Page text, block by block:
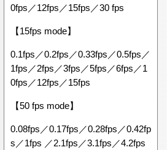
0fps／12fps／15fps／30 fps
【15fps mode】
0.1fps／0.2fps／0.33fps／0.5fps／
1fps／2fps／3fps／5fps／6fps／1
0fps／12fps／15fps
【50 fps mode】
0.08fps／0.17fps／0.28fps／0.42fp
s／1fps ／2.1fps／3.1fps／4.2fps